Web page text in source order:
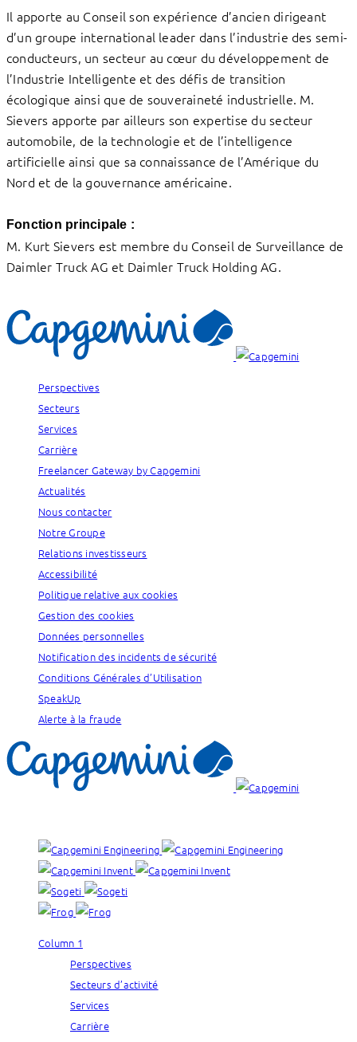
Il apporte au Conseil son expérience d’ancien dirigeant
d’un groupe international leader dans l’industrie des semi-
conducteurs, un secteur au cœur du développement de
l’Industrie Intelligente et des défis de transition
écologique ainsi que de souveraineté industrielle. M.
Sievers apporte par ailleurs son expertise du secteur
automobile, de la technologie et de l’intelligence
artificielle ainsi que sa connaissance de l’Amérique du
Nord et de la gouvernance américaine.
Fonction principale :
M. Kurt Sievers est membre du Conseil de Surveillance de
Daimler Truck AG et Daimler Truck Holding AG.
Perspectives
Secteurs
Services
Carrière
Freelancer Gateway by Capgemini
Actualités
Nous contacter
Notre Groupe
Relations investisseurs
Accessibilité
Politique relative aux cookies
Gestion des cookies
Données personnelles
Notification des incidents de sécurité
Conditions Générales d’Utilisation
SpeakUp
Alerte à la fraude
Column 1
Perspectives
Secteurs d’activité
Services
Carrière